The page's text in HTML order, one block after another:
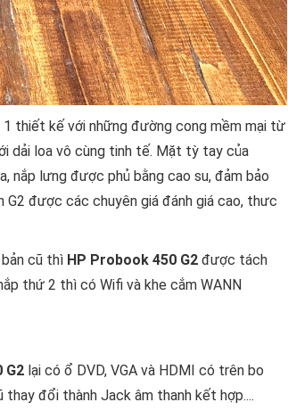
thiết kế với những đường cong mềm mại từ
dải loa vô cùng tinh tế. Mặt tỳ tay của
nắp lưng được phủ bằng cao su, đảm bảo
G2 được các chuyên giá đánh giá cao, thưc
cũ thì HP Probook 450 G2 được tách
thứ 2 thì có Wifi và khe cắm WANN
G2 lại có ổ DVD, VGA và HDMI có trên bo
đổi thành Jack âm thanh kết hợp....